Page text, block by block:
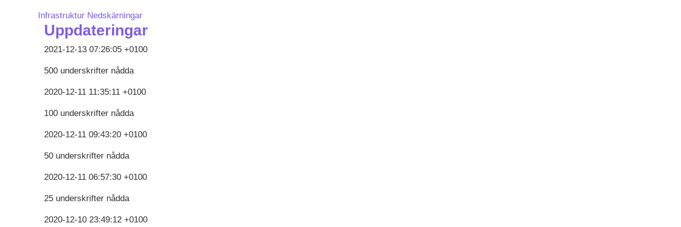
Infrastruktur Nedskärningar
Uppdateringar
2021-12-13 07:26:05 +0100
500 underskrifter nådda
2020-12-11 11:35:11 +0100
100 underskrifter nådda
2020-12-11 09:43:20 +0100
50 underskrifter nådda
2020-12-11 06:57:30 +0100
25 underskrifter nådda
2020-12-10 23:49:12 +0100